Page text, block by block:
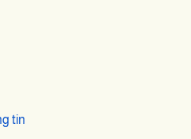
tin